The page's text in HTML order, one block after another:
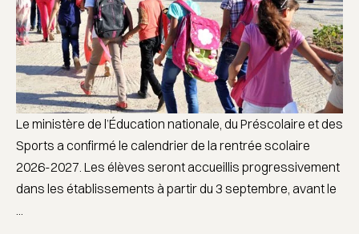
Le ministère de l’Éducation nationale, du Préscolaire et des
Sports a confirmé le calendrier de la rentrée scolaire
2026-2027. Les élèves seront accueillis progressivement
dans les établissements à partir du 3 septembre, avant le
...